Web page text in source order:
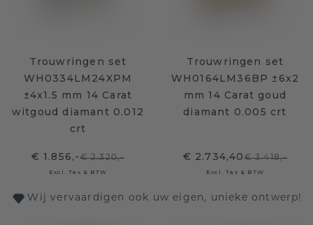
Trouwringen set
WH0334LM24XPM
±4x1.5 mm 14 Carat
witgoud diamant 0.012
crt
€ 1.856,-€ 2.320,-
Excl. Tax & BTW
Trouwringen set
WH0164LM36BP ±6x2
mm 14 Carat goud
diamant 0.005 crt
€ 2.734,40€ 3.418,-
Excl. Tax & BTW
Wij vervaardigen ook uw eigen, unieke ontwerp!